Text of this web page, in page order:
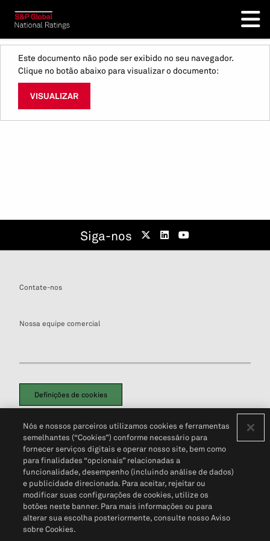
Este documento não pode ser exibido no seu navegador.
Clique no botão abaixo para visualizar o documento:
VISUALIZAR
Siga-nos
Contate-nos
Nossa equipe comercial
Definições de cookies
Política de PrivacidadePortal de privacidade do cliente (em inglês)
Não Venda Minhas Informações Pessoais© 2026 S&P Global
Nós e nossos parceiros utilizamos cookies e ferramentas
semelhantes (“Cookies”) conforme necessário para
fornecer serviços digitais e operar nosso site, bem como
para finalidades “opcionais” relacionadas a
funcionalidade, desempenho (incluindo análise de dados)
e publicidade direcionada. Para aceitar, rejeitar ou
modificar suas configurações de cookies, utilize os
botões neste banner. Para mais informações ou para
alterar sua escolha posteriormente, consulte nosso Aviso
sobre Cookies.